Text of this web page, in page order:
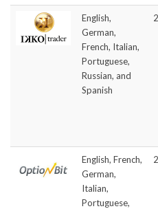
English,
German,
French, Italian,
Portuguese,
Russian, and
Spanish
English, French,
German,
Italian,
Portuguese,